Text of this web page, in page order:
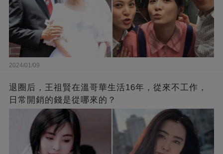
2024/01/09
退圈后，王祖賢在溫哥華生活16年，從來不工作，
日常開銷的錢是從哪來的？